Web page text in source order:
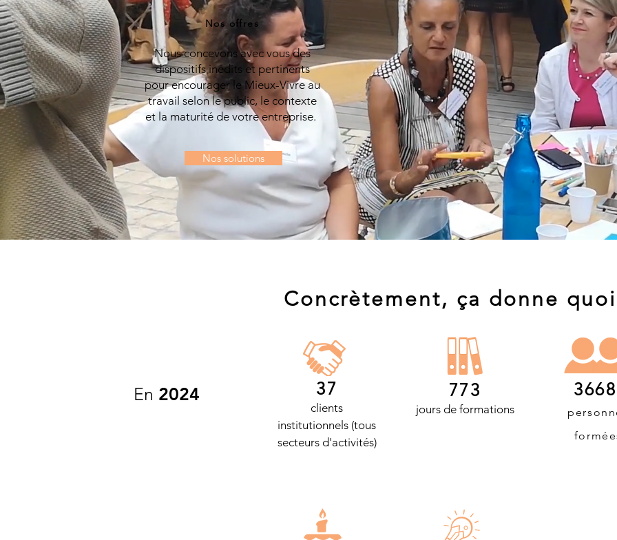
Nos solutions
Nos offres
Nous concevons avec vous des
dispositifs inédits et pertinents
pour encourager le Mieux-Vivre au
travail selon le public, le contexte
et la maturité de votre entreprise.
Concrètement, ça donne
En 2024 37
clients
institutionnels (tous
secteurs d'activités)
773
jours de formations